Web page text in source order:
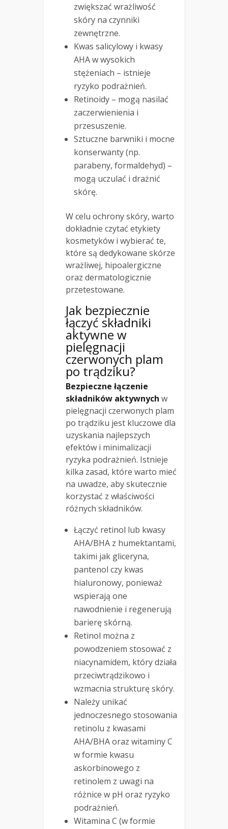
zwiększać wrażliwość
skóry na czynniki
zewnętrzne.
Kwas salicylowy i kwasy
AHA w wysokich
stężeniach – istnieje
ryzyko podrażnień.
Retinoidy – mogą nasilać
zaczerwienienia i
przesuszenie.
Sztuczne barwniki i mocne
konserwanty (np.
parabeny, formaldehyd) –
mogą uczulać i drażnić
skórę.
W celu ochrony skóry, warto
dokładnie czytać etykiety
kosmetyków i wybierać te,
które są dedykowane skórze
wrażliwej, hipoalergiczne
oraz dermatologicznie
przetestowane.
Jak bezpiecznie
łączyć składniki
aktywne w
pielęgnacji
czerwonych plam
po trądziku?
Bezpieczne łączenie
składników aktywnych w
pielęgnacji czerwonych plam
po trądziku jest kluczowe dla
uzyskania najlepszych
efektów i minimalizacji
ryzyka podrażnień. Istnieje
kilka zasad, które warto mieć
na uwadze, aby skutecznie
korzystać z właściwości
różnych składników.
Łączyć retinol lub kwasy
AHA/BHA z humektantami,
takimi jak gliceryna,
pantenol czy kwas
hialuronowy, ponieważ
wspierają one
nawodnienie i regenerują
barierę skórną.
Retinol można z
powodzeniem stosować z
niacynamidem, który działa
przeciwtrądzikowo i
wzmacnia strukturę skóry.
Należy unikać
jednoczesnego stosowania
retinolu z kwasami
AHA/BHA oraz witaminy C
w formie kwasu
askorbinowego z
retinolem z uwagi na
różnice w pH oraz ryzyko
podrażnień.
Witamina C (w formie